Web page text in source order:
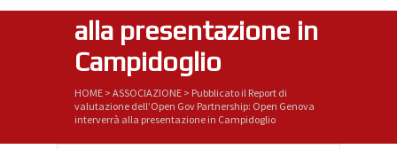
alla presentazione in
Campidoglio
HOME > ASSOCIAZIONE > Pubblicato il Report di
valutazione dell’Open Gov Partnership: Open Genova
interverrà alla presentazione in Campidoglio